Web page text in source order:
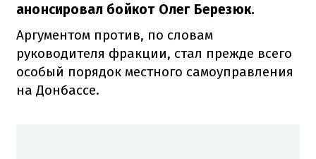
анонсировал бойкот Олег Березюк.
Аргументом против, по словам
руководителя фракции, стал прежде всего
особый порядок местного самоуправления
на Донбассе.